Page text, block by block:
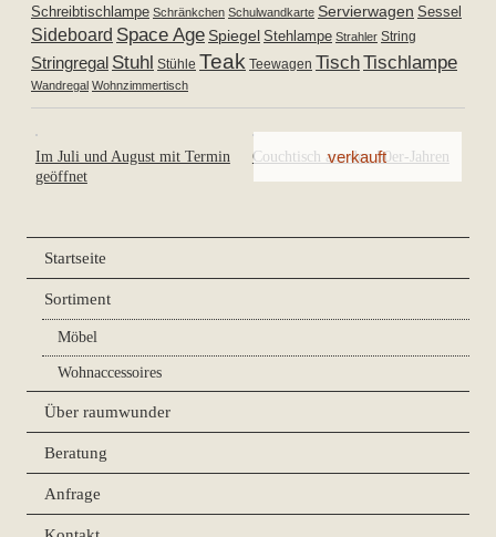
Schreibtischlampe Schränkchen Schulwandkarte Servierwagen Sessel
Sideboard Space Age Spiegel Stehlampe Strahler String
Stringregal Stuhl Stühle Teak Teewagen TischTischlampe
Wandregal Wohnzimmertisch
Im Juli und August mit Termin
geöffnet
Couchtisch aus den 50er-Jahren
Startseite
Sortiment
Möbel
Wohnaccessoires
Über raumwunder
Beratung
Anfrage